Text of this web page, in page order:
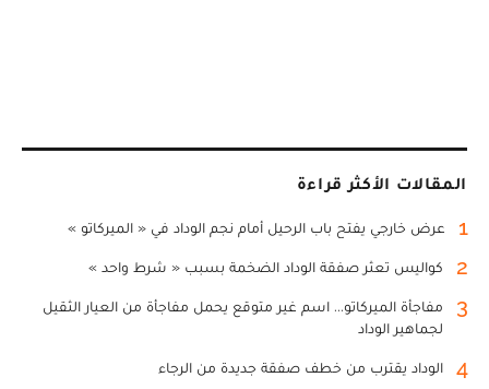
المقالات الأكثر قراءة
1 عرض خارجي يفتح باب الرحيل أمام نجم الوداد في « الميركاتو »
2 كواليس تعثر صفقة الوداد الضخمة بسبب « شرط واحد »
3
مفاجأة الميركاتو... اسم غير متوقع يحمل مفاجأة من العيار الثقيل
لجماهير الوداد
4 الوداد يقترب من خطف صفقة جديدة من الرجاء